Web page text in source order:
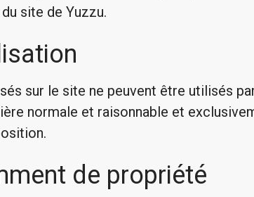
site de Yuzzu.
sur le site ne peuvent être utilisés
normale et raisonnable et
de propriété